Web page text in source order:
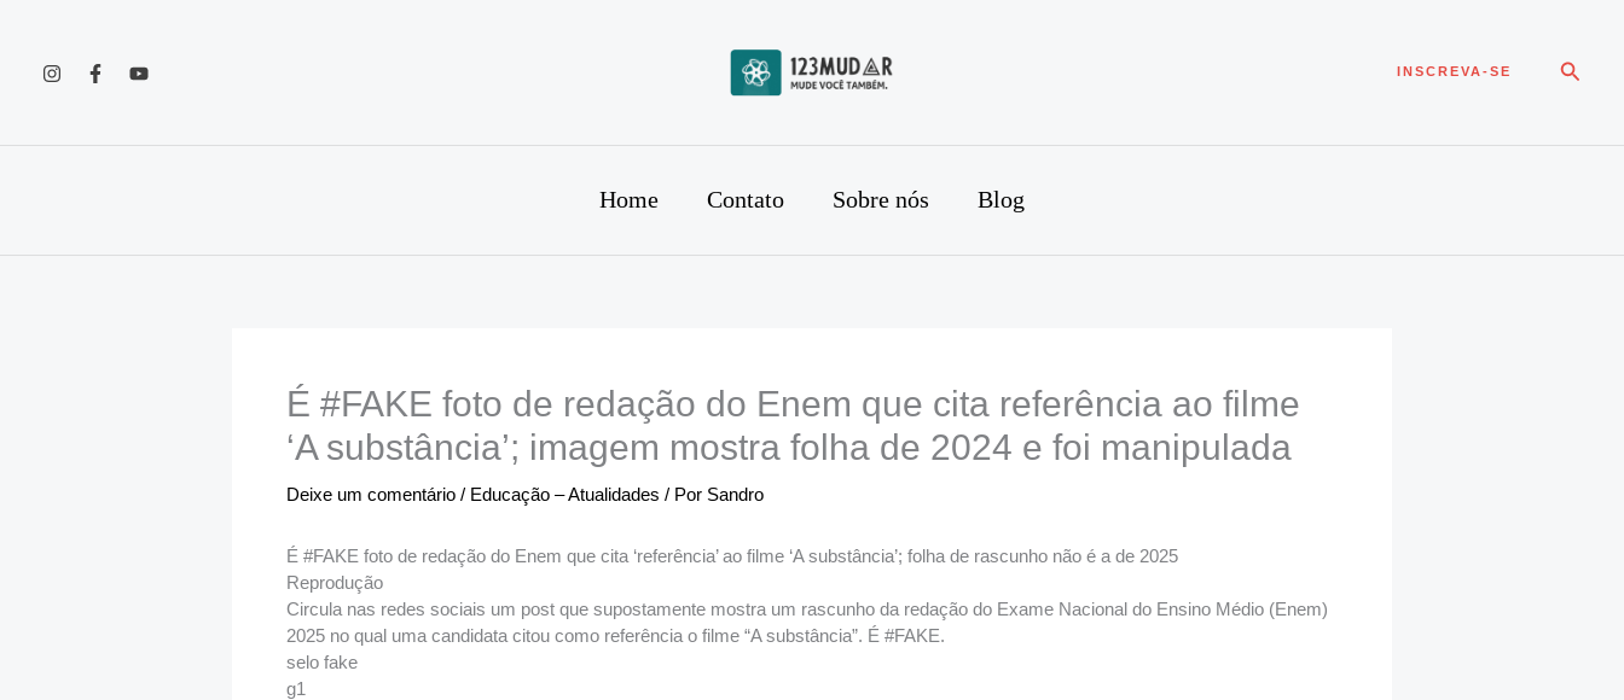
INSCREVA-SE
Home Contato Sobre nós Blog
É #FAKE foto de redação do Enem que cita referência ao filme
‘A substância’; imagem mostra folha de 2024 e foi manipulada
Deixe um comentário / Educação – Atualidades / Por Sandro
É #FAKE foto de redação do Enem que cita ‘referência’ ao filme ‘A substância’; folha de rascunho não é a de 2025
Reprodução
Circula nas redes sociais um post que supostamente mostra um rascunho da redação do Exame Nacional do Ensino Médio (Enem)
2025 no qual uma candidata citou como referência o filme “A substância”. É #FAKE.
selo fake
g1